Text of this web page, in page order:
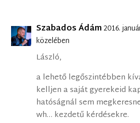
Szabados Ádám2016.
közelében
László,
a lehető legőszintébben
kelljen a saját gyerekeid
hatóságnál sem
wh… kezdetű kérdésekre.